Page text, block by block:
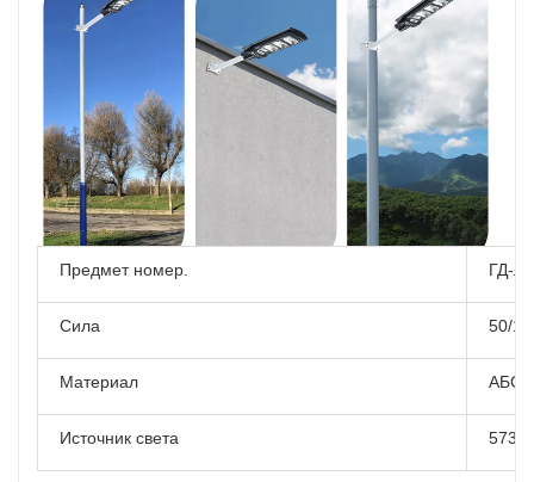
Предмет номер. ГД-
Сила 50/
Материал АБС
Источник света